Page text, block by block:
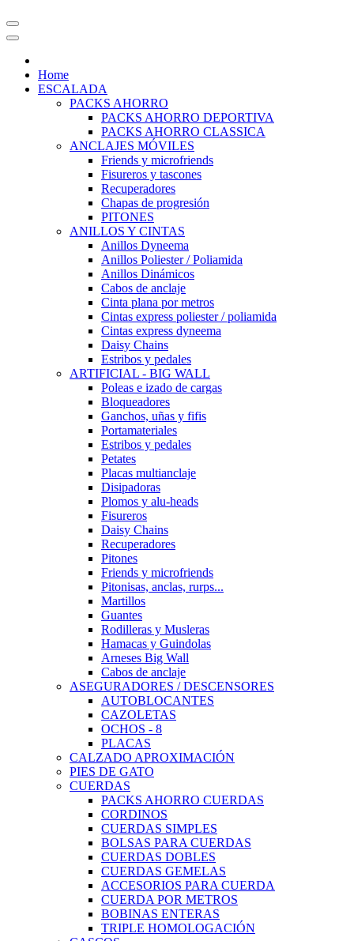
Home
ESCALADA
PACKS AHORRO
PACKS AHORRO DEPORTIVA
PACKS AHORRO CLASSICA
ANCLAJES MÓVILES
Friends y microfriends
Fisureros y tascones
Recuperadores
Chapas de progresión
PITONES
ANILLOS Y CINTAS
Anillos Dyneema
Anillos Poliester / Poliamida
Anillos Dinámicos
Cabos de anclaje
Cinta plana por metros
Cintas express poliester / poliamida
Cintas express dyneema
Daisy Chains
Estribos y pedales
ARTIFICIAL - BIG WALL
Poleas e izado de cargas
Bloqueadores
Ganchos, uñas y fifis
Portamateriales
Estribos y pedales
Petates
Placas multianclaje
Disipadoras
Plomos y alu-heads
Fisureros
Daisy Chains
Recuperadores
Pitones
Friends y microfriends
Pitonisas, anclas, rurps...
Martillos
Guantes
Rodilleras y Musleras
Hamacas y Guindolas
Arneses Big Wall
Cabos de anclaje
ASEGURADORES / DESCENSORES
AUTOBLOCANTES
CAZOLETAS
OCHOS - 8
PLACAS
CALZADO APROXIMACIÓN
PIES DE GATO
CUERDAS
PACKS AHORRO CUERDAS
CORDINOS
CUERDAS SIMPLES
BOLSAS PARA CUERDAS
CUERDAS DOBLES
CUERDAS GEMELAS
ACCESORIOS PARA CUERDA
CUERDA POR METROS
BOBINAS ENTERAS
TRIPLE HOMOLOGACIÓN